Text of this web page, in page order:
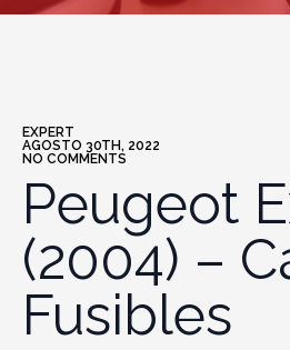
EXPERT
AGOSTO 30TH, 2022
NO COMMENTS
Peugeot
(2004) –
Fusibles